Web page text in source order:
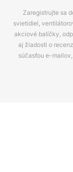
Zaregistrujte sa
svietidiel,
akciové balíčky,
aj žiadosti o
súčasťou e-